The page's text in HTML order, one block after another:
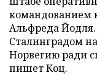
командованием
Альфреда
Сталинградом
Норвегию ради
пишет Коц.